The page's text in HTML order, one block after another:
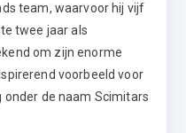
team, waarvoor hij vijf
twee jaar als
om zijn enorme
voorbeeld voor
onder de naam Scimitars